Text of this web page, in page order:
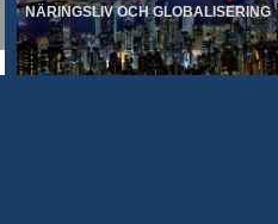
NÄRINGSLIV OCH GLOBALISERING